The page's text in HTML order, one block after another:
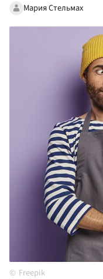
Мария Стельмах
Freepik